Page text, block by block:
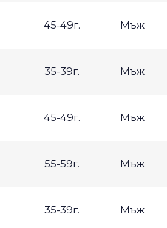
45-49г. Мъж
35-39г. Мъж
45-49г. Мъж
55-59г. Мъж
35-39г. Мъж